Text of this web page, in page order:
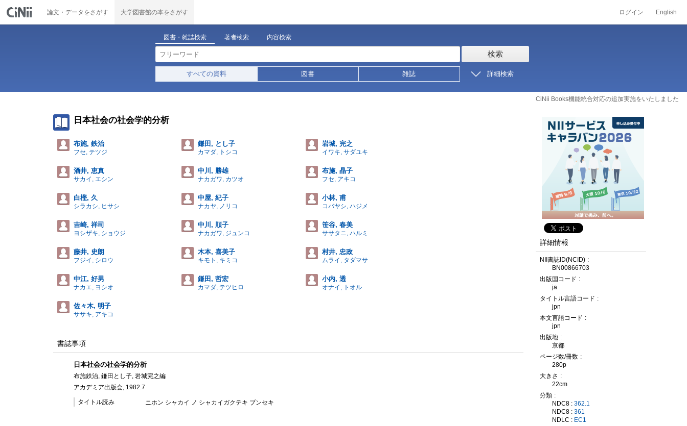
論文・データをさがす 大学図書館の本をさがす ログイン English
図書・雑誌検索 著者検索 内容検索
検索
すべての資料 図書 雑誌 詳細検索
CiNii Books機能統合対応の追加実施をいたしました
日本社会の社会学的分析
布施, 鉄治
フセ, テツジ
鎌田, とし子
カマダ, トシコ
岩城, 完之
イワキ, サダユキ
酒井, 恵真
サカイ, エシン
中川, 勝雄
ナカガワ, カツオ
布施, 晶子
フセ, アキコ
白樫, 久
シラカシ, ヒサシ
中屋, 紀子
ナカヤ, ノリコ
小林, 甫
コバヤシ, ハジメ
吉崎, 祥司
ヨシザキ, ショウジ
中川, 順子
ナカガワ, ジュンコ
笹谷, 春美
ササタニ, ハルミ
藤井, 史朗
フジイ, シロウ
木本, 喜美子
キモト, キミコ
村井, 忠政
ムライ, タダマサ
中江, 好男
ナカエ, ヨシオ
鎌田, 哲宏
カマダ, テツヒロ
小内, 透
オナイ, トオル
佐々木, 明子
ササキ, アキコ
書誌事項
日本社会の社会学的分析
布施鉄治, 鎌田とし子, 岩城完之編
アカデミア出版会, 1982.7
タイトル読み ニホン シャカイ ノ シャカイガクテキ ブンセキ
詳細情報
NII書誌ID(NCID)
BN00866703
出版国コード
ja
タイトル言語コード
jpn
本文言語コード
jpn
出版地
京都
ページ数/冊数
280p
大きさ
22cm
分類
NDC8 : 362.1
NDC8 : 361
NDLC : EC1